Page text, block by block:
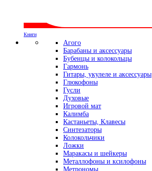
Книги
Агого
Барабаны и аксессуары
Бубенцы и колокольцы
Гармонь
Гитары, укулеле и аксессуары
Глюкофоны
Гусли
Духовые
Игровой мат
Калимба
Кастаньеты, Клавесы
Синтезаторы
Колокольчики
Ложки
Маракасы и шейкеры
Металлофоны и ксилофоны
Метрономы